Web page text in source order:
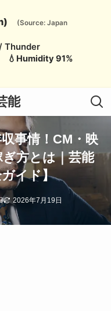
(Source: Japan
💧Humidity 91%
能
事情！CM・映
方とは｜芸能
イド】
2026年7月19日